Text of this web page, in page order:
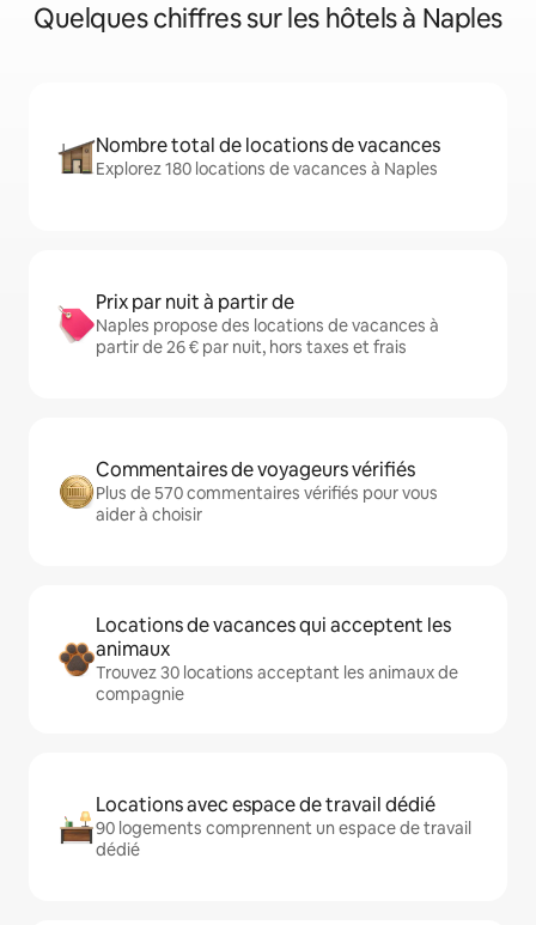
Quelques chiffres sur les hôtels à Naples
Nombre total de locations de vacances
Explorez 180 locations de vacances à Naples
Prix par nuit à partir de
Naples propose des locations de vacances à
partir de 26 € par nuit, hors taxes et frais
Commentaires de voyageurs vérifiés
Plus de 570 commentaires vérifiés pour vous
aider à choisir
Locations de vacances qui acceptent les
animaux
Trouvez 30 locations acceptant les animaux de
compagnie
Locations avec espace de travail dédié
90 logements comprennent un espace de travail
dédié